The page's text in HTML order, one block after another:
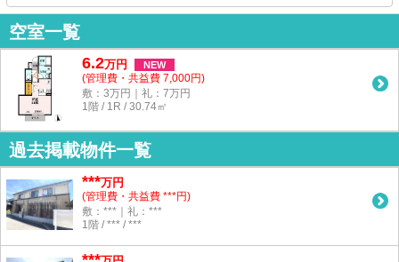
空室一覧
6.2万円 NEW
(管理費・共益費 7,000円)
敷：3万円｜礼：7万円
1階 / 1R / 30.74㎡
過去掲載物件一覧
***万円
(管理費・共益費 ***円)
敷：***｜礼：***
1階 / *** / ***